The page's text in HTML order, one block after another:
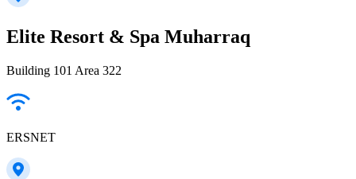
Elite Resort & Spa Muharraq
Building 101 Area 322
ERSNET